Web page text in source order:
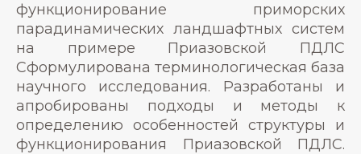
функционирование приморских
парадинамических ландшафтных систем
на примере Приазовской ПДЛС
Сформулирована терминологическая база
научного исследования. Разработаны и
апробированы подходы и методы к
определению особенностей структуры и
функционирования Приазовской ПДЛС.